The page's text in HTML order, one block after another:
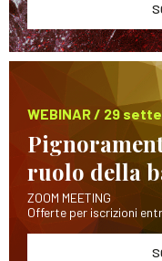
WEBINAR / 29
ruolo della
ZOOM MEETING
Offerte per iscrizioni